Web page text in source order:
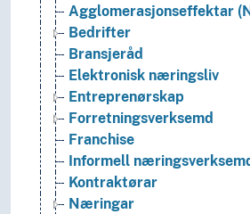
Agglomerasjonseffektar
Bedrifter
Bransjeråd
Elektronisk næringsliv
Entreprenørskap
Forretningsverksemd
Franchise
Informell
Kontraktørar
Næringar